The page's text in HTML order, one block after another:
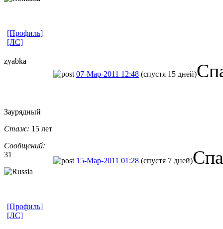
[Профиль]
[ЛС]
zyabka
07-Мар-2011 12:48 (спустя 15 дней)
Заурядный
Стаж: 15 лет
Сообщений:
31
15-Мар-2011 01:28 (спустя 7 дней)
[Профиль]
[ЛС]